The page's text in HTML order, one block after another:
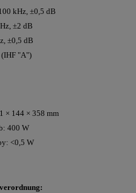
kHz, ±0,5 dB
±2 dB
±0,5 dB
(IHF "A")
× 144 × 358 mm
400 W
<0,5 W